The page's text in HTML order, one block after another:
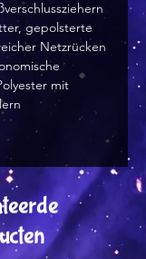
gepolsterte
Netzrücken
mit